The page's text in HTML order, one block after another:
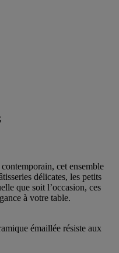
cet ensemble
délicates, les petits
que soit l’occasion, ces
à votre table.
émaillée résiste aux